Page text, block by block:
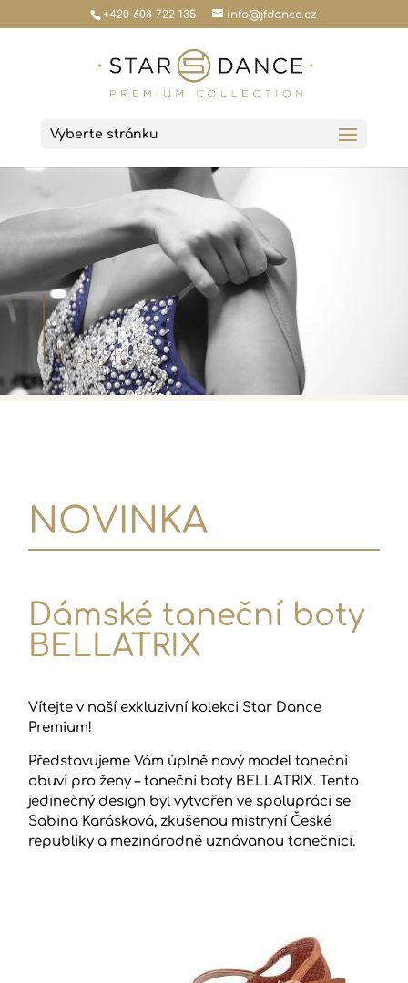
+420 608 722 135 info@jfdance.cz
Vyberte stránku
NOVINKA
Dámské taneční boty
BELLATRIX
Vítejte v naší exkluzivní kolekci Star Dance
Premium!
Představujeme Vám úplně nový model taneční
obuvi pro ženy – taneční boty BELLATRIX. Tento
jedinečný design byl vytvořen ve spolupráci se
Sabina Karásková, zkušenou mistryní České
republiky a mezinárodně uznávanou tanečnicí.